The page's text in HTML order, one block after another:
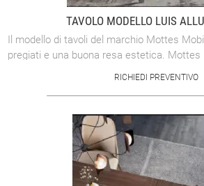
TAVOLO MODELLO LUIS
Il modello di tavoli del marchio Mottes
pregiati e una buona resa estetica. Mottes
RICHIEDI PREVENTIVO